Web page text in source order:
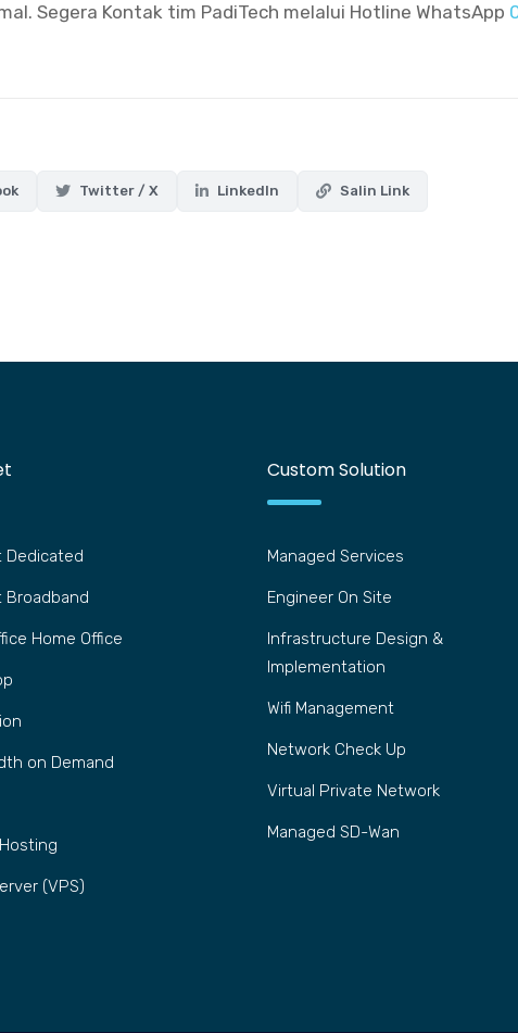
Segera Kontak tim PadiTech melalui Hotline WhatsApp
Twitter / X LinkedIn Salin Link
Dedicated
Broadband
Home Office
on Demand
(VPS)
Custom Solution
Managed Services
Engineer On Site
Infrastructure Design &
Implementation
Wifi Management
Network Check Up
Virtual Private Network
Managed SD-Wan